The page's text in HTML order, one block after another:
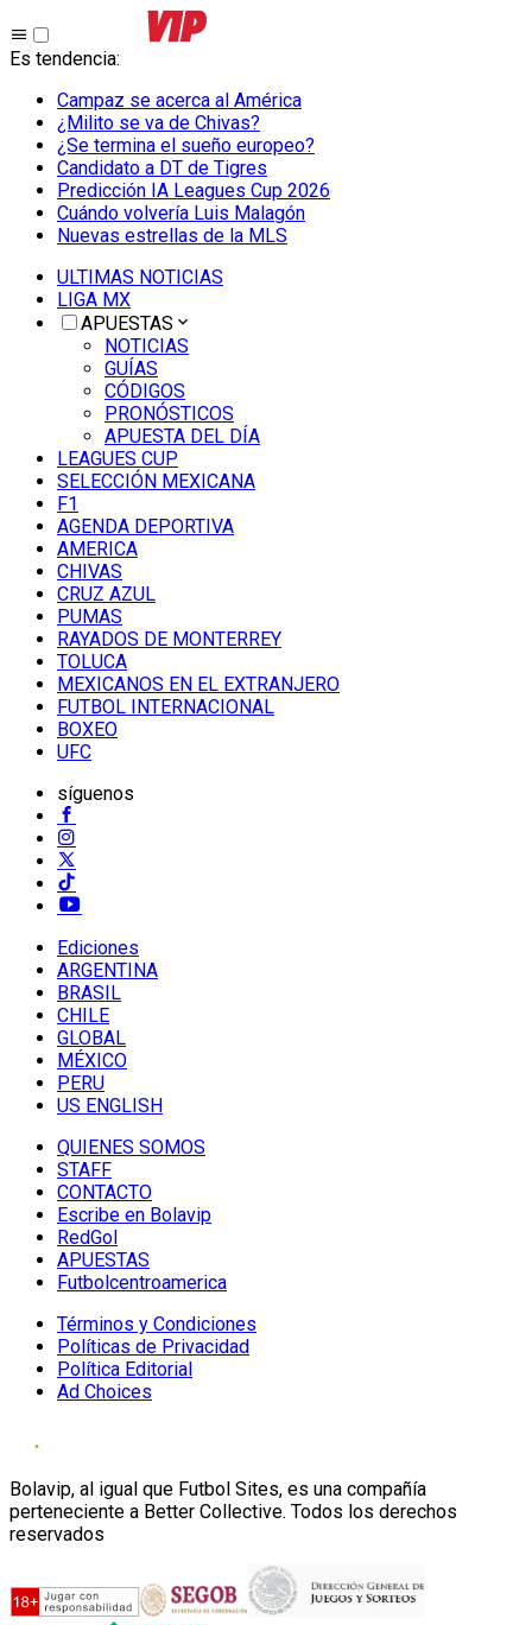
Es tendencia:
Campaz se acerca al América
¿Milito se va de Chivas?
¿Se termina el sueño europeo?
Candidato a DT de Tigres
Predicción IA Leagues Cup 2026
Cuándo volvería Luis Malagón
Nuevas estrellas de la MLS
ULTIMAS NOTICIAS
LIGA MX
APUESTAS
NOTICIAS
GUÍAS
CÓDIGOS
PRONÓSTICOS
APUESTA DEL DÍA
LEAGUES CUP
SELECCIÓN MEXICANA
F1
AGENDA DEPORTIVA
AMERICA
CHIVAS
CRUZ AZUL
PUMAS
RAYADOS DE MONTERREY
TOLUCA
MEXICANOS EN EL EXTRANJERO
FUTBOL INTERNACIONAL
BOXEO
UFC
síguenos
Ediciones
ARGENTINA
BRASIL
CHILE
GLOBAL
MÉXICO
PERU
US ENGLISH
QUIENES SOMOS
STAFF
CONTACTO
Escribe en Bolavip
RedGol
APUESTAS
Futbolcentroamerica
Términos y Condiciones
Políticas de Privacidad
Política Editorial
Ad Choices
Bolavip, al igual que Futbol Sites, es una compañía
perteneciente a Better Collective. Todos los derechos
reservados